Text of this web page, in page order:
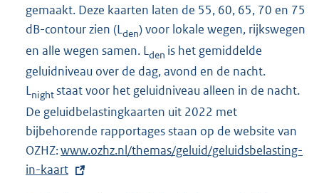
gemaakt. Deze kaarten laten de 55, 60, 65, 70 en 75
dB-contour zien (Lden) voor lokale wegen, rijkswegen
en alle wegen samen. Lden is het gemiddelde
geluidniveau over de dag, avond en de nacht.
Lnightstaat voor het geluidniveau alleen in de nacht.
De geluidbelastingkaarten uit 2022 met
bijbehorende rapportages staan op de website van
OZHZ:E
x
www.ozhz.nl/themas/geluid/geluidsbelasting-
in-kaart